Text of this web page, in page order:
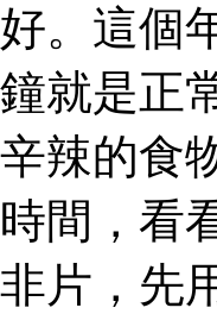
好。這個
鐘就是正
辛辣的食
時間，看
非片，先